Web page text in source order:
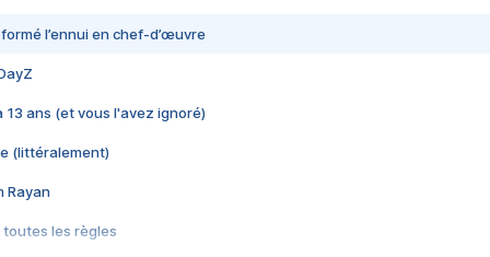
l’ennui en chef-d’œuvre
13 ans (et vous l'avez ignoré)
(littéralement)
Rayan
toutes les règles